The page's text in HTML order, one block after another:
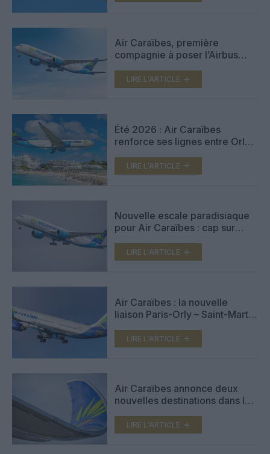
Air Caraïbes, première
compagnie à poser l’Airbus
de Saint‑Martin Juliana
LIRE L'ARTICLE
Été 2026 : Air Caraïbes
renforce ses lignes entre Orly
LIRE L'ARTICLE
Nouvelle escale paradisiaque
pour Air Caraïbes : cap sur
décembre
LIRE L'ARTICLE
Air Caraïbes : la nouvelle
liaison Paris-Orly – Saint-Martin
événementielle
LIRE L'ARTICLE
Air Caraïbes annonce deux
nouvelles destinations dans les
Martin Juliana
LIRE L'ARTICLE